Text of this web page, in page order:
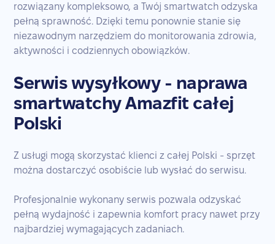
rozwiązany kompleksowo, a Twój smartwatch odzyska
pełną sprawność. Dzięki temu ponownie stanie się
niezawodnym narzędziem do monitorowania zdrowia,
aktywności i codziennych obowiązków.
Serwis wysyłkowy - naprawa
smartwatchy Amazfit całej
Polski
Z usługi mogą skorzystać klienci z całej Polski - sprzęt
można dostarczyć osobiście lub wysłać do serwisu.
Profesjonalnie wykonany serwis pozwala odzyskać
pełną wydajność i zapewnia komfort pracy nawet przy
najbardziej wymagających zadaniach.